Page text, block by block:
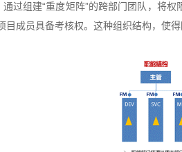
过组建“重度矩阵”的跨部门团队，将
目成员具备考核权。这种组织结构，使